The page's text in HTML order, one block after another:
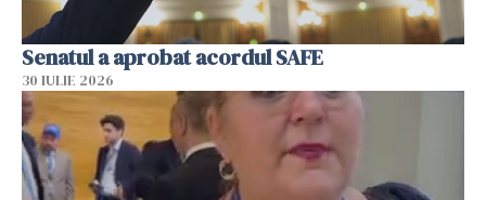
Senatul a aprobat acordul SAFE
30 IULIE 2026